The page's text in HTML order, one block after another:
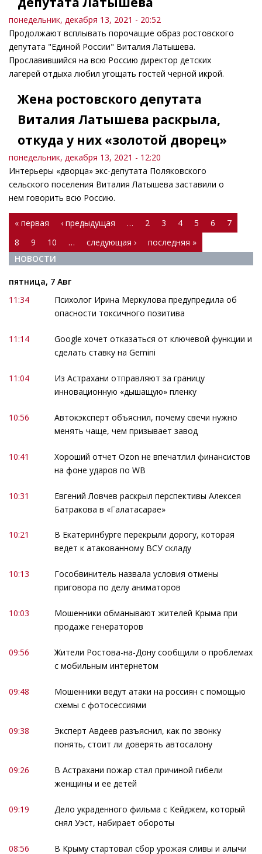
понедельник, декабря 13, 2021 - 20:52
Продолжают всплывать порочащие образ ростовского
депутата "Единой России" Виталия Латышева.
Прославившийся на всю Россию директор детских
лагерей отдыха любил угощать гостей черной икрой.
Жена ростовского депутата
Виталия Латышева раскрыла,
откуда у них «золотой дворец»
понедельник, декабря 13, 2021 - 12:20
Интерьеры «дворца» экс-депутата Поляковского
сельского поселения Виталия Латышева заставили о
нем говорить всю Россию.
Страницы
« первая ‹ предыдущая … 2 3 4 5 6
7
8
9 10 … следующая ›
последняя »
НОВОСТИ
пятница, 7 Авг
11:34
Психолог Ирина Меркулова предупредила об
опасности токсичного позитива
11:14
Google хочет отказаться от ключевой функции и
сделать ставку на Gemini
11:04
Из Астрахани отправляют за границу
инновационную «дышащую» пленку
10:56
Автокэксперт объяснил, почему свечи нужно
менять чаще, чем призывает завод
10:41
Хороший отчет Ozon не впечатлил финансистов
на фоне ударов по WB
10:31
Евгений Ловчев раскрыл перспективы Алексея
Батракова в «Галатасарае»
10:21
В Екатеринбурге перекрыли дорогу, которая
ведет к атакованному ВСУ складу
10:13
Гособвинитель назвала условия отмены
приговора по делу аниматоров
10:03
Мошенники обманывают жителей Крыма при
продаже генераторов
09:56
Жители Ростова-на-Дону сообщили о проблемах
с мобильным интернетом
09:48
Мошенники ведут атаки на россиян с помощью
схемы с фотосессиями
09:38
Эксперт Авдеев разъяснил, как по звонку
понять, стоит ли доверять автосалону
09:26
В Астрахани пожар стал причиной гибели
женщины и ее детей
09:19
Дело украденного фильма с Кейджем, который
снял Уэст, набирает обороты
08:56 В Крыму стартовал сбор урожая сливы и алычи